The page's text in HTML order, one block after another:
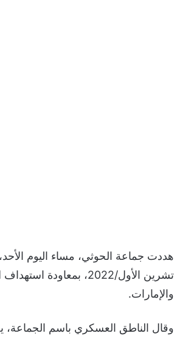
تشرين الأول/2022، بمعاودة
والإمارات.
وقال الناطق العسكري باسم الجماعة،